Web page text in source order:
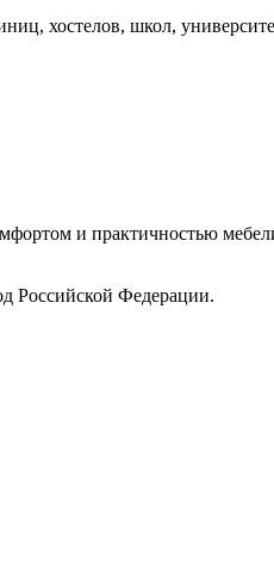
хостелов, школ,
и практичностью
Российской Федерации.